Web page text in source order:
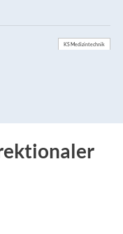
KS Medizintechnik